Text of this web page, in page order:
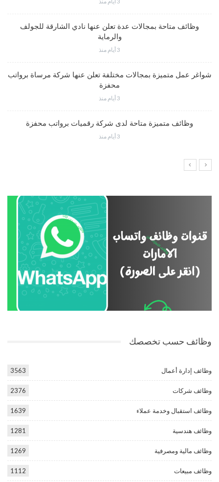
وظائف متاحة بمجالات عدة تعلن عنها نادي الشارقة للجولف
والرماية
3 أيام منذ
شواغر عمل متميزة بمجالات مختلفة تعلن عنها شركة مرساة برواتب
محفزة
3 أيام منذ
وظائف متميزة متاحة لدى شركة رقميات برواتب محفزة
3 أيام منذ
وظائف حسب تخصصك
وظائف إدارة أعمال 3563
وظائف شركات 2376
وظائف استقبال وخدمة عملاء 1639
وظائف هندسية 1281
وظائف مالية ومصرفية 1269
وظائف مبيعات 1112